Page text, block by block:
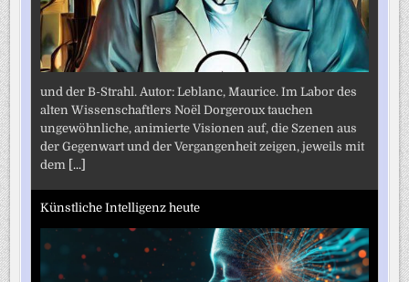
und der B-Strahl. Autor: Leblanc, Maurice. Im Labor des
alten Wissenschaftlers Noël Dorgeroux tauchen
ungewöhnliche, animierte Visionen auf, die Szenen aus
der Gegenwart und der Vergangenheit zeigen, jeweils mit
dem [...]
Künstliche Intelligenz heute